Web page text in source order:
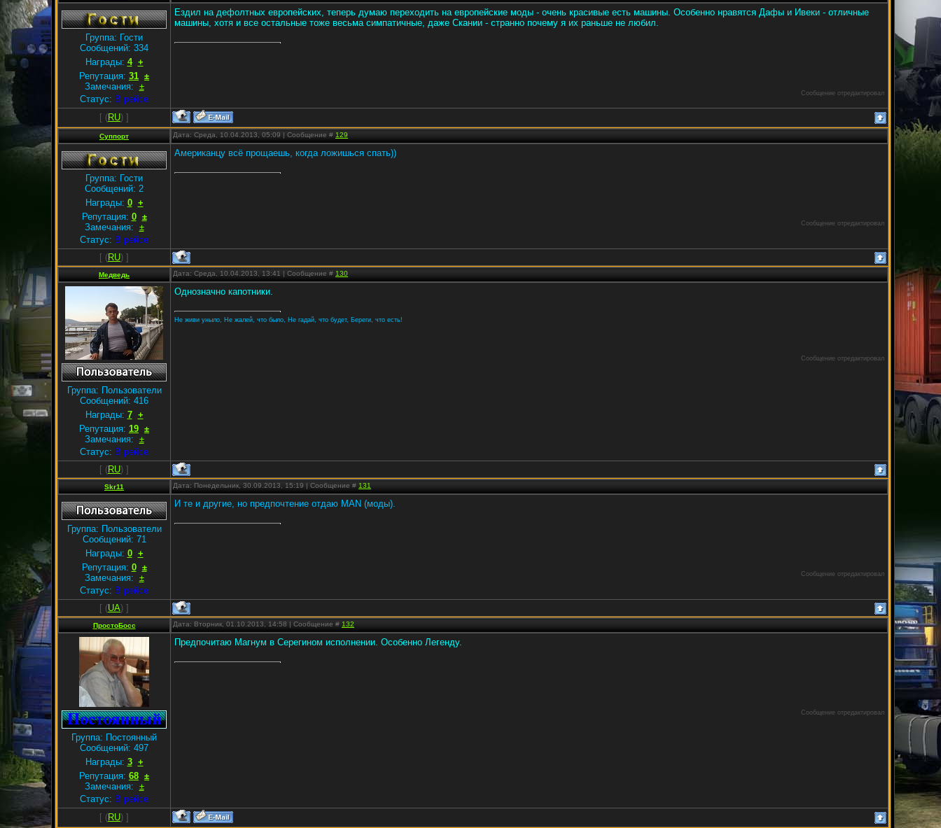
Группа: Гости
Сообщений: 334
Награды: 4 +
Репутация: 31 ±
Замечания: ±
Статус: В рейсе
Ездил на дефолтных европейских, теперь думаю переходить на европейские моды - очень красивые есть машины. Особенно нравятся Дафы и Ивеки - отличные
машины, хотя и все остальные тоже весьма симпатичные, даже Скании - странно почему я их раньше не любил.
Сообщение отредактировал
[ (RU) ]
Суппорт Дата: Среда, 10.04.2013, 05:09 | Сообщение # 129
Группа: Гости
Сообщений: 2
Награды: 0 +
Репутация: 0 ±
Замечания: ±
Статус: В рейсе
Американцу всё прощаешь, когда ложишься спать))
Сообщение отредактировал
[ (RU) ]
Медведь Дата: Среда, 10.04.2013, 13:41 | Сообщение # 130
Группа: Пользователи
Сообщений: 416
Награды: 7 +
Репутация: 19 ±
Замечания: ±
Статус: В рейсе
Однозначно капотники.
Не живи уныло, Не жалей, что было, Не гадай, что будет, Береги, что есть!
Сообщение отредактировал
[ (RU) ]
Skr11 Дата: Понедельник, 30.09.2013, 15:19 | Сообщение # 131
Группа: Пользователи
Сообщений: 71
Награды: 0 +
Репутация: 0 ±
Замечания: ±
Статус: В рейсе
И те и другие, но предпочтение отдаю MAN (моды).
Сообщение отредактировал
[ (UA) ]
ПростоБосс Дата: Вторник, 01.10.2013, 14:58 | Сообщение # 132
Группа: Постоянный
Сообщений: 497
Награды: 3 +
Репутация: 68 ±
Замечания: ±
Статус: В рейсе
Предпочитаю Магнум в Серегином исполнении. Особенно Легенду.
Сообщение отредактировал
[ (RU) ]